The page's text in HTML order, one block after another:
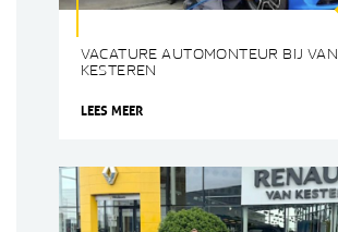
VACATURE AUTOMONTEUR BIJ VAN
KESTEREN
LEES MEER